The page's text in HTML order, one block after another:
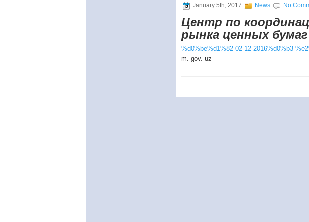
January 5th, 2017 News No
Центр по
рынка ценных бумаг
%d0%be%d1%82-02-12-2016%d0%b3-
m. gov. uz